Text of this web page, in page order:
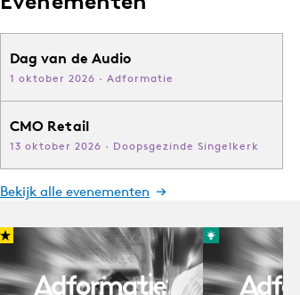
Dag van de Audio
1 oktober 2026 · Adformatie
CMO Retail
13 oktober 2026 · Doopsgezinde Singelkerk
Bekijk alle evenementen